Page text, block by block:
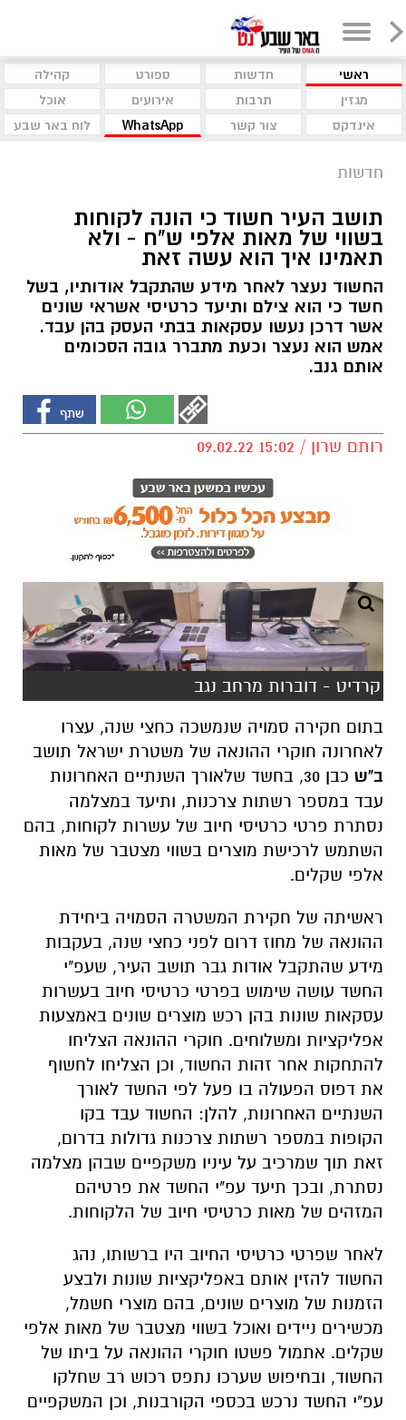
ראשי חדשות ספורט
קהילה
מגזין
תרבות אירועים
אוכל
אינדקס
צור קשר WhatsApp לוח באר שבע
חדשות
תושב העיר חשוד כי הונה לקוחות
בשווי של מאות אלפי ש"ח - ולא
תאמינו איך הוא עשה זאת
החשוד נעצר לאחר מידע שהתקבל אודותיו, בשל
חשד כי הוא צילם ותיעד כרטיסי אשראי שונים
אשר דרכן נעשו עסקאות בבתי העסק בהן עבד.
אמש הוא נעצר וכעת מתברר גובה הסכומים
אותם גנב.
רותם שרון / 15:02 09.02.22
קרדיט - דוברות מרחב נגב
בתום חקירה סמויה שנמשכה כחצי שנה, עצרו
לאחרונה חוקרי ההונאה של משטרת ישראל תושב
ב"ש
כבן 30, בחשד שלאורך השנתיים האחרונות
נסתרת פרטי כרטיסי חיוב של עשרות לקוחות, בהם
השתמש לרכישת מוצרים בשווי מצטבר של מאות
אלפי שקלים.
ראשיתה של חקירת המשטרה הסמויה ביחידת
ההונאה של מחוז דרום לפני כחצי שנה, בעקבות
מידע שהתקבל אודות גבר תושב העיר, שעפ"י
עסקאות שונות בהן רכש מוצרים שונים באמצעות
אפליקציות ומשלוחים. חוקרי ההונאה הצליחו
להתחקות אחר זהות החשוד, וכן הצליחו לחשוף
את דפוס הפעולה בו פעל לפי החשד לאורך
השנתיים האחרונות, להלן: החשוד עבד בקו
הקופות במספר רשתות צרכנות גדולות בדרום,
זאת תוך שמרכיב על עיניו משקפיים שבהן מצלמה
נסתרת, ובכך תיעד עפ"י החשד את פרטיהם
המזהים של מאות כרטיסי חיוב של הלקוחות.
לאחר שפרטי כרטיסי החיוב היו ברשותו, נהג
החשוד להזין אותם באפליקציות שונות ולבצע
הזמנות של מוצרים שונים, בהם מוצרי חשמל,
שקלים. אתמול פשטו חוקרי ההונאה על ביתו של
החשוד, ובחיפוש שערכו נתפס רכוש רב שחלקו
עפ"י החשד נרכש בכספי הקורבנות, וכן המשקפיים
באמצעותם עפ"י החשד ביצע את העבירות. החשוד
נחקר בחשד לעבירות קבלת דבר במרמה תוך
התחזות לאחר, והוא יובא היום בפני בית משפט
השלום בבאר שבע בבקשה להאריך את מעצרו. עוד